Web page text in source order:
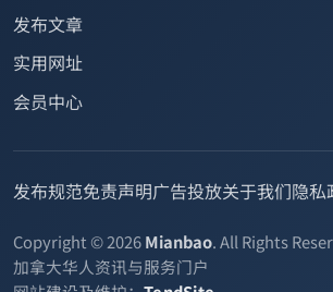
发布文章
实用网址
会员中心
发布规范免责声明广告投放关于我们隐私
Copyright © 2026Mianbao. All Rights
加拿大华人资讯与服务门户